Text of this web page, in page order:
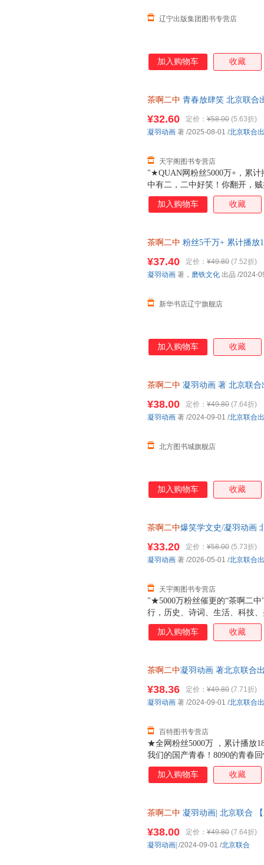
辽宁出版集团图书专营店
加入购物车 收藏
茶啊二中 青春放肆笑 北京联合
"★QUAN网粉丝5000万+，累
中有二，二中好笑！你翻开，
二中的同学各个天赋拉满，处
自己青春的主角。跟着本书，
¥32.60 定价： ¥58.00 (5.63折)
天宇阁图书专营店
凝羽动画 著 /2025-08-01 /北京联合
加入购物车 收藏
茶啊二中 粉丝5千万+ 累计播放
票
¥37.40 定价： ¥49.80 (7.52折)
新华书店辽宁旗舰店
凝羽动画 著， 磨铁文化 出品 /2024-
加入购物车 收藏
茶啊二中 凝羽动画 著 北京联合
¥38.00 定价： ¥49.80 (7.64折)
北方图书城旗舰店
凝羽动画 著 /2024-09-01 /北京联合
加入购物车 收藏
茶啊二中爆笑学文史/凝羽动画
"★5000万粉丝催更的“茶啊二
行，历史、诗词、生活、科技
网打尽。★熬夜背的梗里都是
进入了脑子！★你知道古代的
识都在这本书里，让你全方位
¥33.20 定价： ¥58.00 (5.73折)
天宇阁图书专营店
凝羽动画 著 /2026-05-01 /北京联合
加入购物车 收藏
茶啊二中凝羽动画 著北京联合
★全网粉丝5000万 ，累计播放
我们的国产青春！8090的青春
快乐又鲜活的人物，就像校园
青春正当下，快乐没有售价！
¥38.36 定价： ¥49.80 (7.71折)
百特图书专营店
凝羽动画 著 /2024-09-01 /北京联合
加入购物车 收藏
茶啊二中 凝羽动画| 北京联合
¥38.00 定价： ¥49.80 (7.64折)
凝羽动画| /2024-09-01 /北京联合